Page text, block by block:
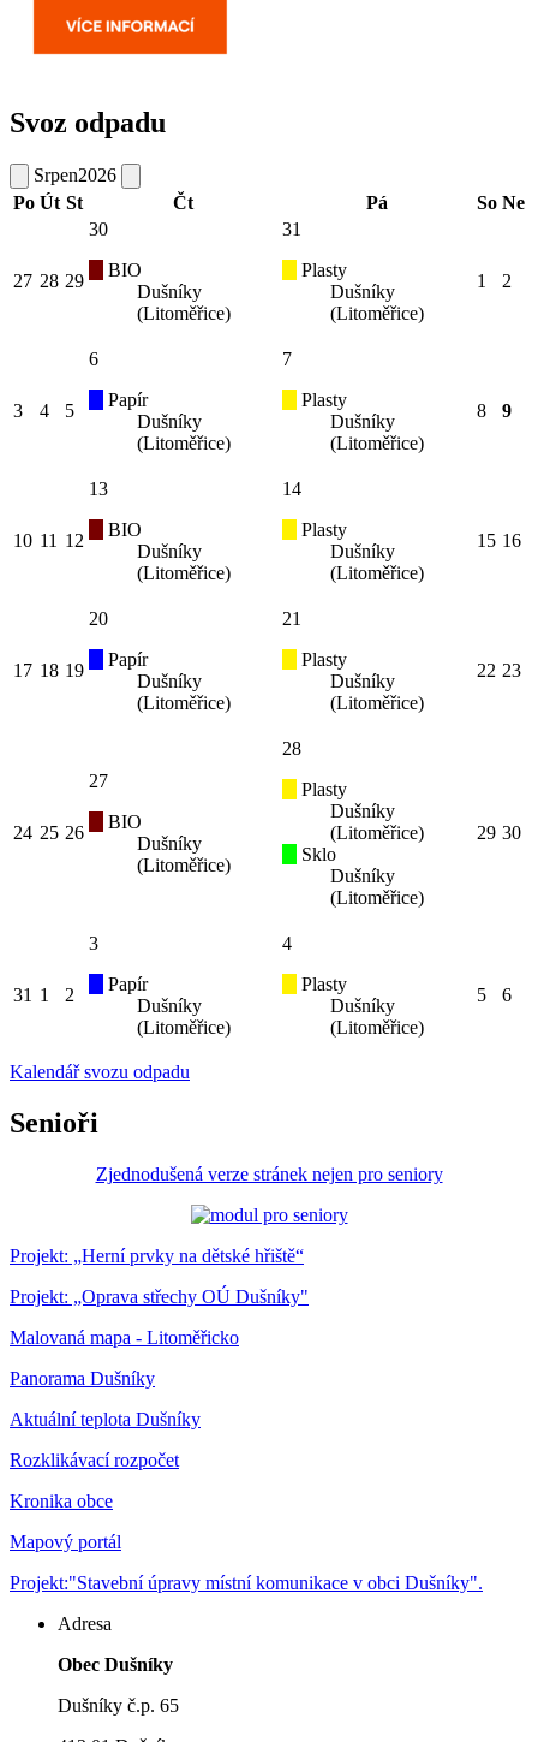
Svoz odpadu
Srpen2026
Po Út St Čt Pá So Ne
27 28 29
30
BIO
Dušníky
(Litoměřice)
31
Plasty
Dušníky
(Litoměřice)
1 2
3 4 5
6
Papír
Dušníky
(Litoměřice)
7
Plasty
Dušníky
(Litoměřice)
8 9
10 11 12
13
BIO
Dušníky
(Litoměřice)
14
Plasty
Dušníky
(Litoměřice)
15 16
17 18 19
20
Papír
Dušníky
(Litoměřice)
21
Plasty
Dušníky
(Litoměřice)
22 23
24 25 26
27
BIO
Dušníky
(Litoměřice)
28
Plasty
Dušníky
(Litoměřice)
Sklo
Dušníky
(Litoměřice)
29 30
31 1 2
3
Papír
Dušníky
(Litoměřice)
4
Plasty
Dušníky
(Litoměřice)
5 6
Kalendář svozu odpadu
Senioři
Zjednodušená verze stránek nejen pro seniory
Projekt: „Herní prvky na dětské hřiště“
Projekt: „Oprava střechy OÚ Dušníky"
Malovaná mapa - Litoměřicko
Panorama Dušníky
Aktuální teplota Dušníky
Rozklikávací rozpočet
Kronika obce
Mapový portál
Projekt:"Stavební úpravy místní komunikace v obci Dušníky".
Adresa
Obec Dušníky
Dušníky č.p. 65